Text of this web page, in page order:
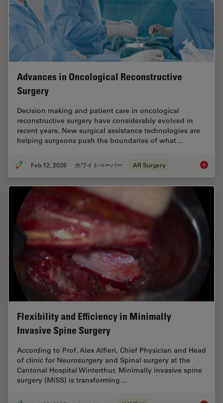
Advances in Oncological Reconstructive
Surgery
Decision making and patient care in oncological
reconstructive surgery have considerably evolved in
recent years. New surgical assistance technologies are
helping surgeons push the boundaries of what…
Feb 12, 2026 ホワイトぺーパー AR Surgery
Flexibility and Efficiency in Minimally
Invasive Spine Surgery
According to Prof. Alex Alfieri, Chief Physician and Head
of clinic for Neurosurgery and Spinal surgery at the
Cantonal Hospital Winterthur, Minimally invasive spine
surgery (MISS) is transforming…